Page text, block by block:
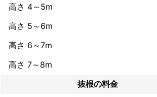
※私は非喫煙者
○ご希望により女性スタッフも同行可能です‼
《こんなお悩みの方へ》
様々なお客さまのご要望におこたえします！
高さ 4～5m
高さ 5～6m
高さ 6～7m
高さ 7～8m
抜根の料金